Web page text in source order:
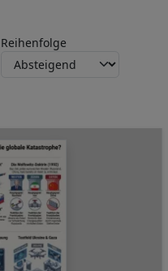
Reihenfolge